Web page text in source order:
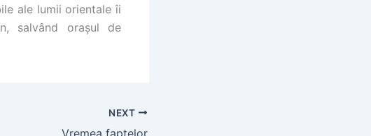
ale lumii orientale îi
salvând oraşul de
NEXT
Vremea faptelor